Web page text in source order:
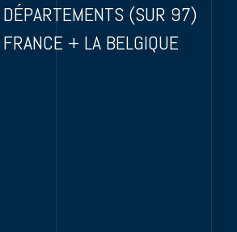
(SUR 97)
+ LA BELGIQUE